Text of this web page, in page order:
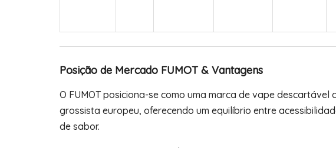
Posição de Mercado FUMOT & Vantagens
O FUMOT posiciona-se como uma marca de vape
grossista europeu, oferecendo um equilíbrio entre
de sabor.